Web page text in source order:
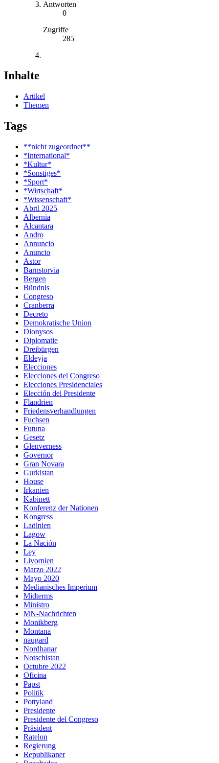
Antworten
0
Zugriffe
285
Inhalte
Artikel
Themen
Tags
**nicht zugeordnet**
*International*
*Kultur*
*Sonstiges*
*Sport*
*Wirtschaft*
*Wissenschaft*
Abril 2025
Albernia
Alcantara
Andro
Annuncio
Anuncio
Astor
Barnstorvia
Bergen
Bündnis
Congreso
Cranberra
Decreto
Demokratische Union
Dionysos
Diplomatie
Dreibürgen
Eldeyja
Elecciones
Elecciones del Congreso
Elecciones Presidenciales
Elección del Presidente
Flandrien
Friedensverhandlungen
Fuchsen
Futuna
Gesetz
Glenverness
Governor
Gran Novara
Gurkistan
House
Irkanien
Kabinett
Konferenz der Nationen
Kongress
Ladinien
Lagow
La Nación
Ley
Livornien
Marzo 2022
Mayo 2020
Medianisches Imperium
Midterms
Ministro
MN-Nachrichten
Monikberg
Montana
naugard
Nordhanar
Notschistan
Octubre 2022
Oficina
Papst
Politik
Pottyland
Presidente
Presidente del Congreso
Präsident
Ratelon
Regierung
Republikaner